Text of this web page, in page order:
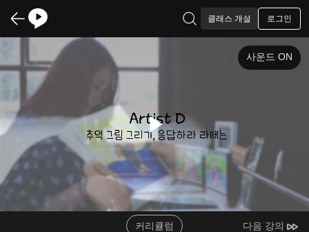
클래스 개설 로그인
Play
Video
사운드 ON
커리큘럼 다음 강의